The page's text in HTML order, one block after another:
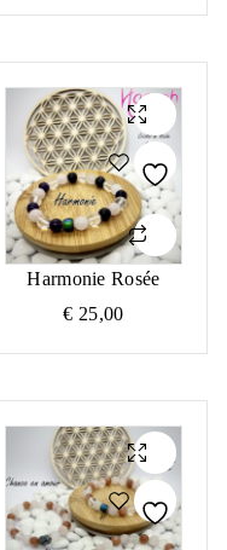
Harmonie Rosée
€ 25,00